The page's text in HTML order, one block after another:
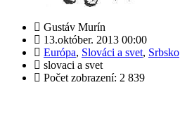
Gustáv Murín
13.október. 2013 00:00
Európa, Slováci a svet, Srbsko
slovaci a svet
Počet zobrazení: 2 839